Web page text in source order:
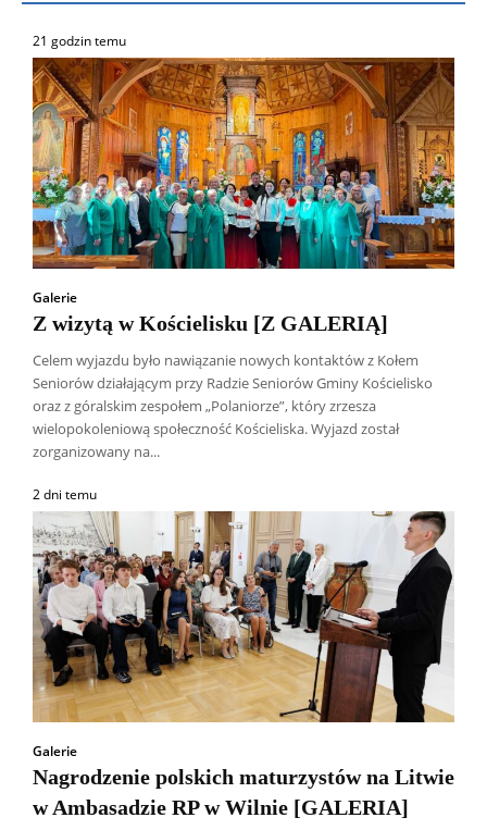
21 godzin temu
Galerie
Z wizytą w Kościelisku [Z GALERIĄ]
Celem wyjazdu było nawiązanie nowych kontaktów z Kołem
Seniorów działającym przy Radzie Seniorów Gminy Kościelisko
oraz z góralskim zespołem „Polaniorze”, który zrzesza
wielopokoleniową społeczność Kościeliska. Wyjazd został
zorganizowany na...
2 dni temu
Galerie
Nagrodzenie polskich maturzystów na Litwie
w Ambasadzie RP w Wilnie [GALERIA]